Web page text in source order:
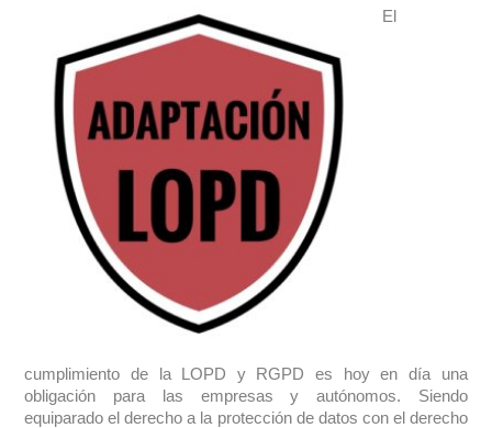
El
cumplimiento de la LOPD y RGPD es hoy en día una
obligación para las empresas y autónomos. Siendo
equiparado el derecho a la protección de datos con el derecho